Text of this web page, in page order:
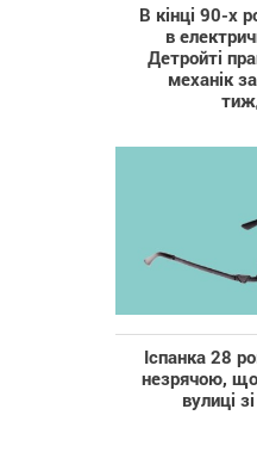
В кінці 90-х
в
Детройті
механік
Іспанка 28
незрячою,
вулиці